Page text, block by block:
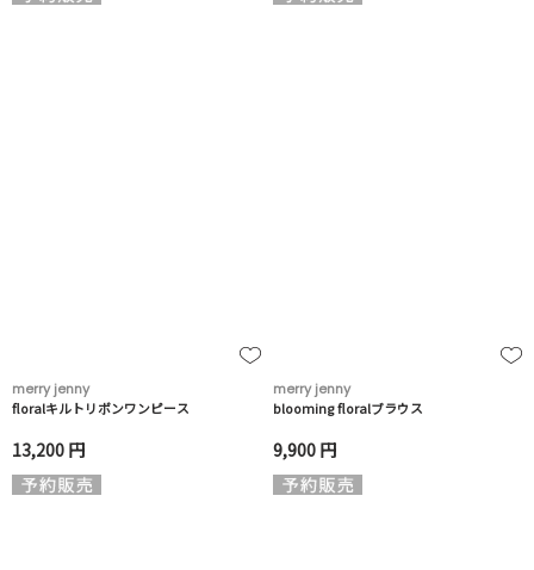
merry jenny
floralキルトリボンワンピース
13,200 円
merry jenny
blooming floralブラウス
9,900 円